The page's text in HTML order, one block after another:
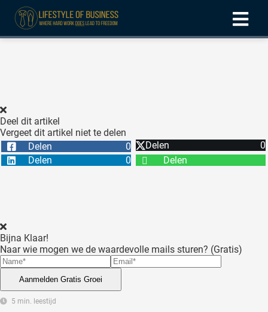
Deel dit artikel
Vergeet dit artikel niet te delen
Delen
0 Delen
0
Delen
0 Delen
Bijna Klaar!
Naar wie mogen we de waardevolle mails sturen? (Gratis)
Aanmelden Gratis Groei
5 min. leestijd
en
kan de
niet